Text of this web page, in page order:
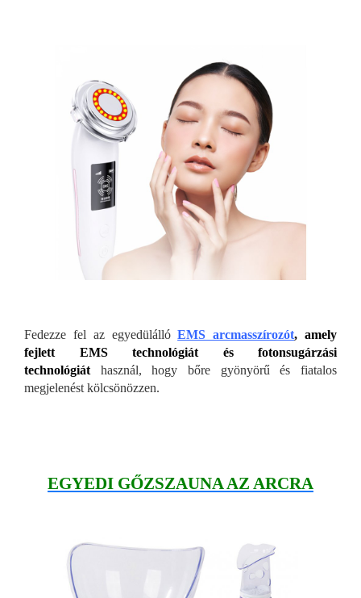
Fedezze fel az egyedülállóEMS arcmasszírozót, amely
fejlett EMS technológiát és fotonsugárzási
technológiát
használ, hogy bőre gyönyörű és fiatalos
megjelenést kölcsönözzen.
EGYEDI GŐZSZAUNA AZ ARCRA